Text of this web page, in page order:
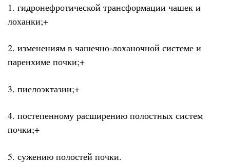
1. гидронефротической трансформации чашек и
лоханки;+
2. изменениям в чашечно-лоханочной системе и
паренхиме почки;+
3. пиелоэктазии;+
4. постепенному расширению полостных систем
почки;+
5. сужению полостей почки.